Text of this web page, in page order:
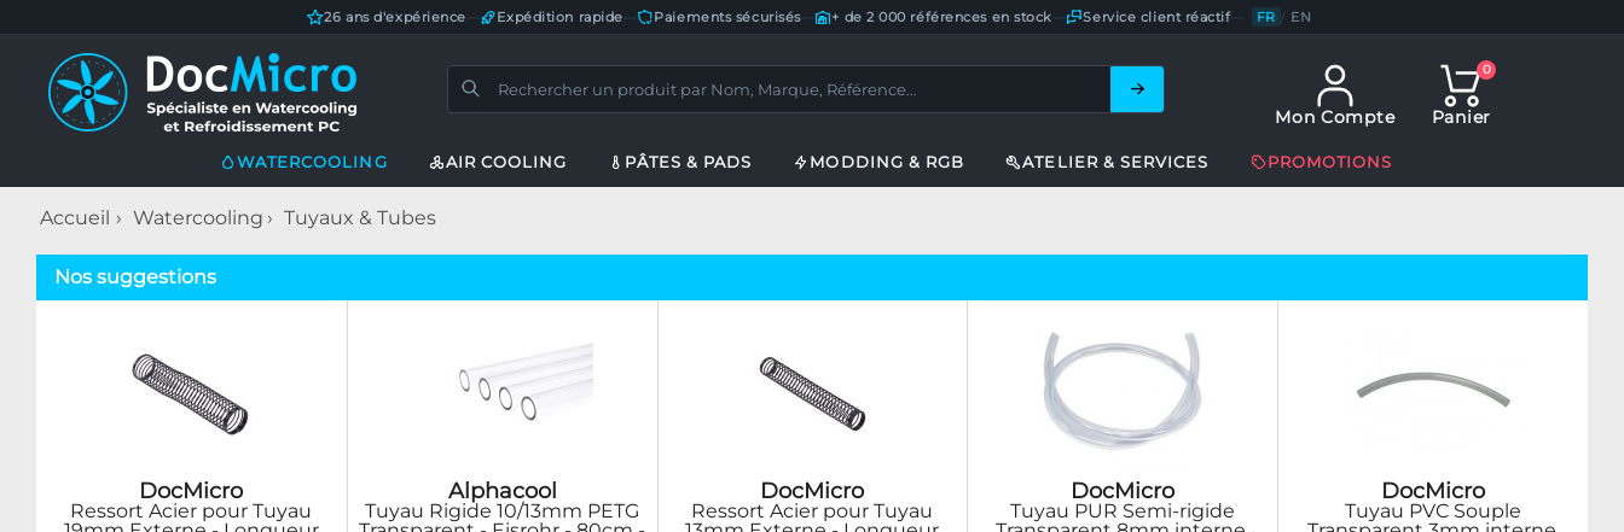
26 ans d'expérience Expédition rapide Paiements sécurisés— + de 2 000 références en stock Service client réactif— FR / EN
Mon Compte
0
Panier
WATERCOOLING AIR COOLING PÂTES & PADS MODDING & RGB ATELIER & SERVICES PROMOTIONS
Accueil Watercooling Tuyaux & Tubes
Nos suggestions
DocMicro
Ressort Acier pour Tuyau
Alphacool
Tuyau Rigide 10/13mm PETG
DocMicro
Ressort Acier pour Tuyau
DocMicro
Tuyau PUR Semi-rigide
DocMicro
Tuyau PVC Souple